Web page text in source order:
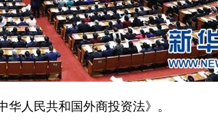
人民共和国外商投资法》。